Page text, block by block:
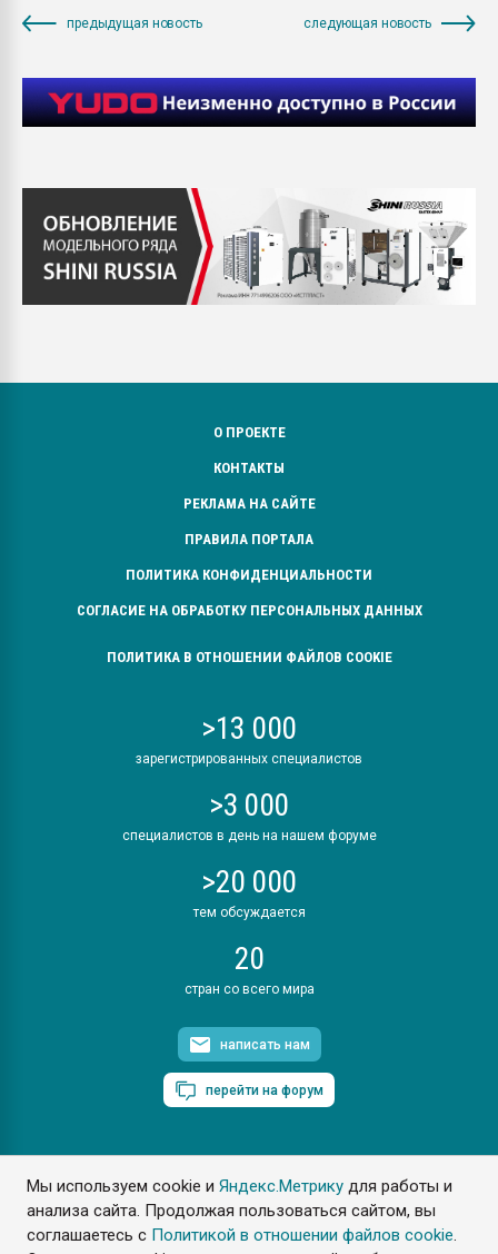
Мы используем cookie иЯндекс.Метрику для работы и
анализа сайта. Продолжая пользоваться сайтом, вы
соглашаетесь с Политикой в отношении файлов cookie.
предыдущая новость следующая новость
О ПРОЕКТЕ
КОНТАКТЫ
РЕКЛАМА НА САЙТЕ
ПРАВИЛА ПОРТАЛА
ПОЛИТИКА КОНФИДЕНЦИАЛЬНОСТИ
СОГЛАСИЕ НА ОБРАБОТКУ ПЕРСОНАЛЬНЫХ ДАННЫХ
ПОЛИТИКА В ОТНОШЕНИИ ФАЙЛОВ COOKIE
>13 000
зарегистрированных специалистов
>3 000
специалистов в день на нашем форуме
>20 000
тем обсуждается
20
стран со всего мира
написать нам
перейти на форум
ПластЭксперт © 2006. Все права защищены
Разрешается копирование материалов сайта с обязательной
ссылкой на www.e-plastic.ru